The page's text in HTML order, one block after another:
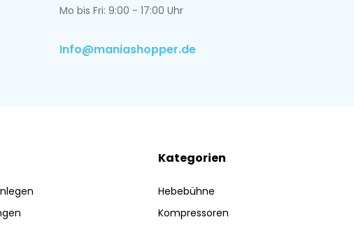
Mo bis Fri: 9:00 - 17:00 Uhr
Info@maniashopper.de
Kategorien
Hebebühne
Kompressoren